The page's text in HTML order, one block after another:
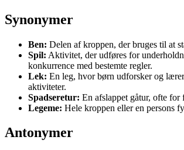
Synonymer
Ben: Delen af kroppen, der bruges til at
Spil: Aktivitet, der udføres for
konkurrence med bestemte regler.
Lek: En leg, hvor børn udforsker og
aktiviteter.
Spadseretur: En afslappet gåtur, ofte for
Legeme: Hele kroppen eller en persons
Antonymer